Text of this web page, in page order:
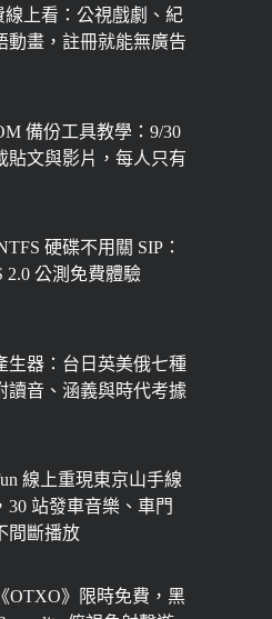
線上看：公視戲劇、紀
動畫，註冊就能無廣告
備份工具教學：9/30
貼文與影片，每人只有
硬碟不用關 SIP：
2.0 公測免費體驗
生器：台日英美俄七種
讀音、涵義與時代考據
線上重現東京山手線
30 站發車音樂、車門
間斷播放
OTXO》限時免費，黑